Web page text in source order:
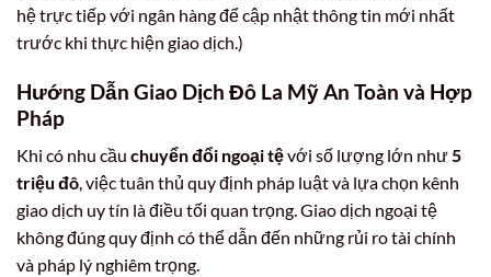
hệ trực tiếp với ngân hàng để cập nhật thông tin mới nhất
trước khi thực hiện giao dịch.)
Hướng Dẫn Giao Dịch Đô La Mỹ An Toàn và Hợp
Pháp
Khi có nhu cầu chuyển đổi ngoại tệvới số lượng lớn như5
triệu đô, việc tuân thủ quy định pháp luật và lựa chọn kênh
giao dịch uy tín là điều tối quan trọng. Giao dịch ngoại tệ
không đúng quy định có thể dẫn đến những rủi ro tài chính
và pháp lý nghiêm trọng.